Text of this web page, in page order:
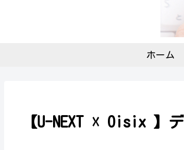
ホーム
【U-NEXT ☓ Oisix 】